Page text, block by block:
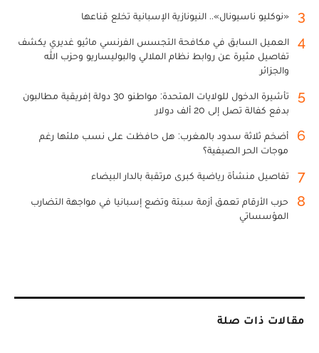
3 «نوكليو ناسيونال».. النيونازية الإسبانية تخلع قناعها
4
العميل السابق في مكافحة التجسس الفرنسي ماثيو غديري يكشف
تفاصيل مثيرة عن روابط نظام الملالي والبوليساريو وحزب الله
والجزائر
5
تأشيرة الدخول للولايات المتحدة: مواطنو 30 دولة إفريقية مطالبون
بدفع كفالة تصل إلى 20 ألف دولار
6
أضخم ثلاثة سدود بالمغرب: هل حافظت على نسب ملئها رغم
موجات الحر الصيفية؟
7 تفاصيل منشأة رياضية كبرى مرتقبة بالدار البيضاء
8
حرب الأرقام تعمق أزمة سبتة وتضع إسبانيا في مواجهة التضارب
المؤسساتي
مقالات ذات صلة